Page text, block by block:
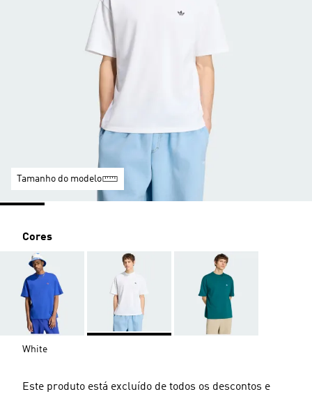
Tamanho do modelo
Cores
White
Este produto está excluído de todos os descontos e